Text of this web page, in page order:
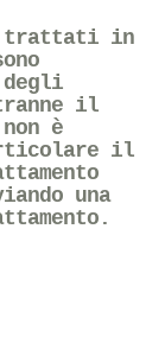
trattati in
il
è
il
una